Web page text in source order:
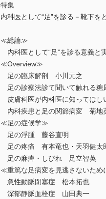
特集
内科医として“足”を診る－靴下を
≪総論≫
内科医として“足”を診る意義
≪Overview≫
足の臨床解剖 小川元之
足の診察法診て聞いて触れる
皮膚科医が内科医に知ってほ
内科疾患と足の関節病変 菊地
≪足の症候学≫
足の浮腫 藤谷直明
足の疼痛 有本竜也・天羽健太
足の麻痺・しびれ 足立智英
≪重篤な足病変を見逃さないた
急性動脈閉塞症 松本拓也
深部静脈血栓症 山田典一